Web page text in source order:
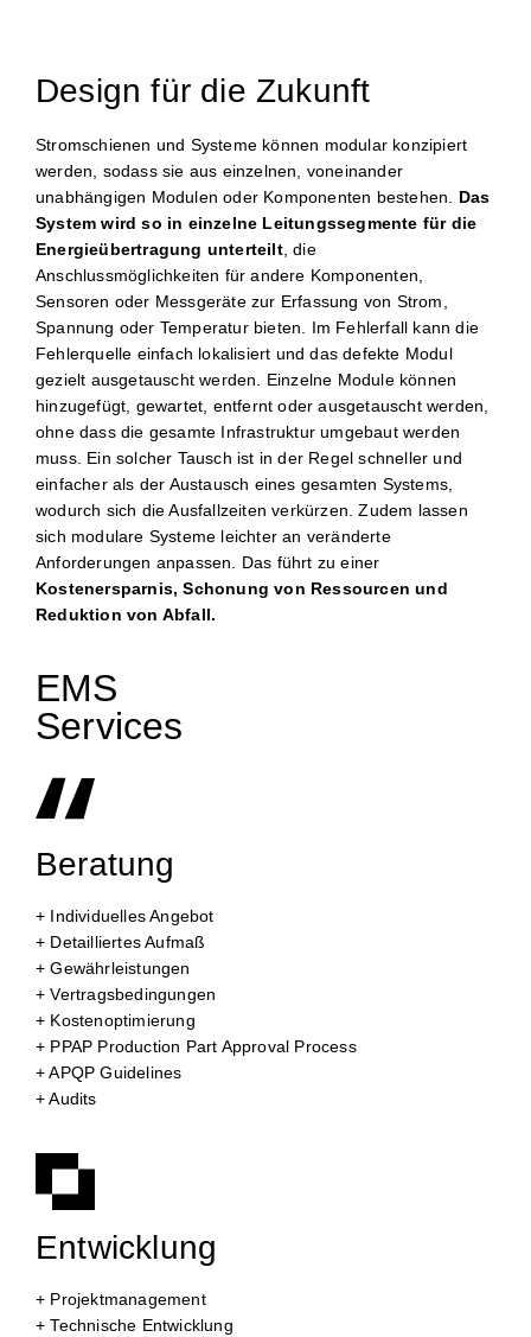
Design für die Zukunft
Stromschienen und Systeme können modular konzipiert
werden, sodass sie aus einzelnen, voneinander
unabhängigen Modulen oder Komponenten bestehen. Das
System wird so in einzelne Leitungssegmente für die
Energieübertragung unterteilt, die
Anschlussmöglichkeiten für andere Komponenten,
Sensoren oder Messgeräte zur Erfassung von Strom,
Spannung oder Temperatur bieten. Im Fehlerfall kann die
Fehlerquelle einfach lokalisiert und das defekte Modul
gezielt ausgetauscht werden. Einzelne Module können
hinzugefügt, gewartet, entfernt oder ausgetauscht werden,
ohne dass die gesamte Infrastruktur umgebaut werden
muss. Ein solcher Tausch ist in der Regel schneller und
einfacher als der Austausch eines gesamten Systems,
wodurch sich die Ausfallzeiten verkürzen. Zudem lassen
sich modulare Systeme leichter an veränderte
Anforderungen anpassen. Das führt zu einer
Kostenersparnis, Schonung von Ressourcen und
Reduktion von Abfall.
EMS
Services
Beratung
+ Individuelles Angebot
+ Detailliertes Aufmaß
+ Gewährleistungen
+ Vertragsbedingungen
+ Kostenoptimierung
+ PPAP Production Part Approval Process
+ APQP Guidelines
+ Audits
Entwicklung
+ Projektmanagement
+ Technische Entwicklung